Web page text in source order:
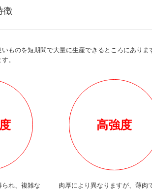
徴
ものを短期間で大量に生産できるところにあり
。
れ、複雑な
高強度
肉厚により異なりますが、薄肉